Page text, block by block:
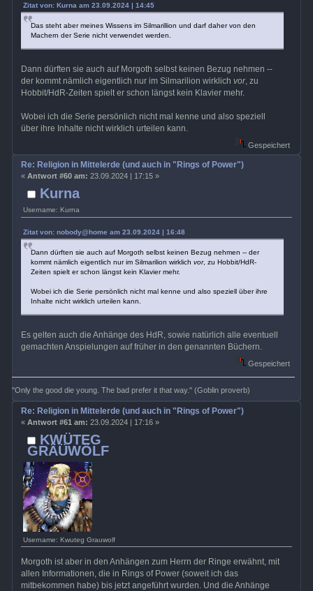
Zitat von: Kurna am 23.09.2024 | 14:45
Das steht aber meines Wissens im Silmarillion und darf daher von den
Machern der Serie nicht verwendet werden.
Dann dürften sie auch auf Morgoth selbst keinen Bezug nehmen --
der kommt nämlich eigentlich nur im Silmarilion wirklich vor, zu
Hobbit/HdR-Zeiten spielt er schon längst kein Klavier mehr.
Wobei ich die Serie persönlich nicht mal kenne und also speziell
über ihre Inhalte nicht wirklich urteilen kann.
Gespeichert
Kurna
Username: Kurna
Re: Religion in Mittelerde (und auch in "Rings of Power")
« Antwort #60 am: 23.09.2024 | 17:15 »
Zitat von: nobody@home am 23.09.2024 | 16:48
Dann dürften sie auch auf Morgoth selbst keinen Bezug nehmen -- der
kommt nämlich eigentlich nur im Silmarilion wirklich vor, zu Hobbit/HdR-
Zeiten spielt er schon längst kein Klavier mehr.
Wobei ich die Serie persönlich nicht mal kenne und also speziell über ihre
Inhalte nicht wirklich urteilen kann.
Es gelten auch die Anhänge des HdR, sowie natürlich alle eventuell
gemachten Anspielungen auf früher in den genannten Büchern.
Gespeichert
"Only the good die young. The bad prefer it that way." (Goblin proverb)
KWÜTEG
GRÄÜWÖLF
Username: Kwuteg Grauwolf
Re: Religion in Mittelerde (und auch in "Rings of Power")
« Antwort #61 am: 23.09.2024 | 17:16 »
Morgoth ist aber in den Anhängen zum Herrn der Ringe erwähnt, mit
allen Informationen, die in Rings of Power (soweit ich das
mitbekommen habe) bis jetzt angeführt wurden. Und die Anhänge